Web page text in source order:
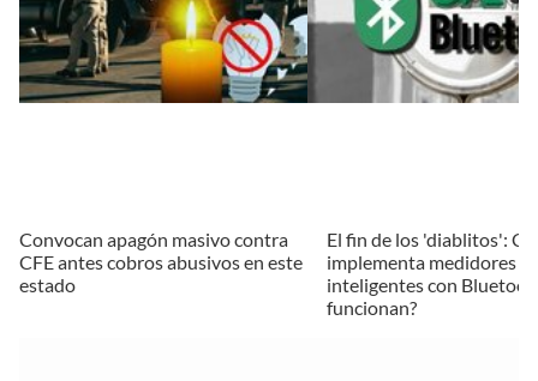
Convocan apagón masivo contra
CFE antes cobros abusivos en este
estado
El fin de los 'diablitos':
implementa medidores
inteligentes con
funcionan?